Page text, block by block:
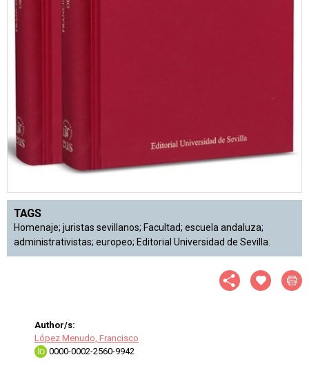
TAGS
Homenaje; juristas sevillanos; Facultad; escuela andaluza;
administrativistas; europeo; Editorial Universidad de Sevilla.
Author/s:
López Menudo, Francisco
0000-0002-2560-9942